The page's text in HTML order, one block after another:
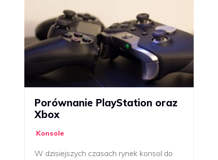
Porównanie PlayStation oraz
Xbox
Konsole
W dzisiejszych czasach rynek konsol do